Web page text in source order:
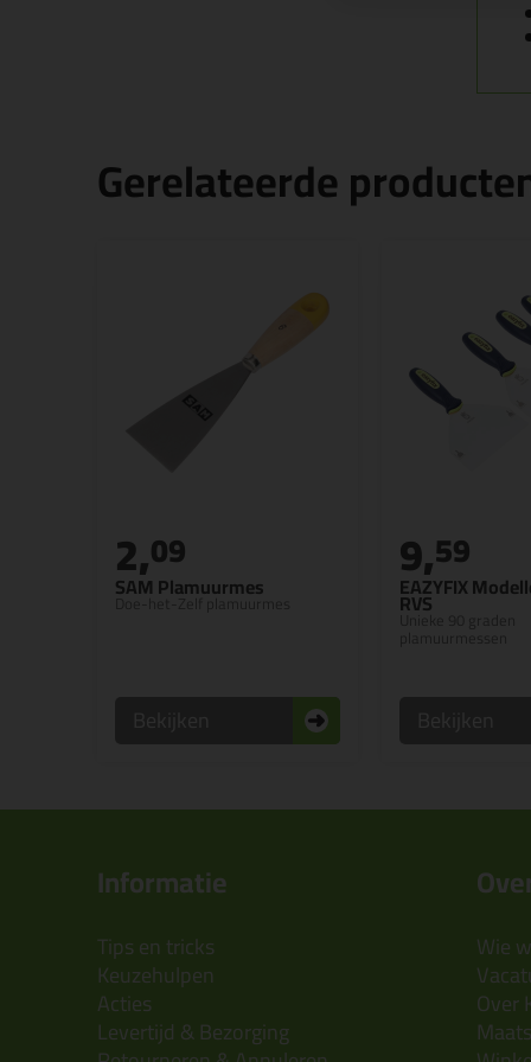
Gerelateerde
SAM Plamuurmes
Doe-het-Zelf plamuurmes
2,09
EAZYFIX
RVS
Unieke 90 graden
9,59
Informatie
Tips en tricks
Keuzehulpen
Acties
Levertijd & Bezorging
Wie
Over